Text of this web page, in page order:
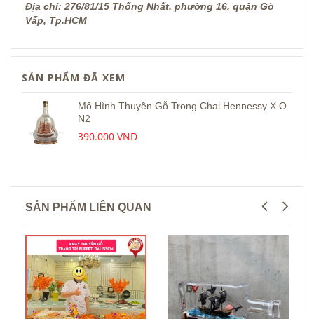
Địa chỉ: 276/81/15 Thống Nhất, phường 16, quận Gò
Vấp, Tp.HCM
SẢN PHẨM ĐÃ XEM
Mô Hình Thuyền Gỗ Trong Chai Hennessy X.O
N2
390.000 VND
SẢN PHẨM LIÊN QUAN